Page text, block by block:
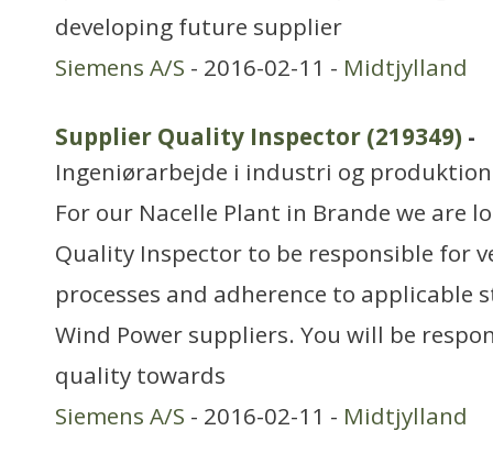
developing future supplier
Siemens A/S - 2016-02-11 - Midtjylland
Supplier Quality Inspector (219349) -
Ingeniørarbejde i industri og produktion
For our Nacelle Plant in Brande we are
Quality Inspector to be responsible for
processes and adherence to applicable
Wind Power suppliers. You will be
quality towards
Siemens A/S - 2016-02-11 - Midtjylland